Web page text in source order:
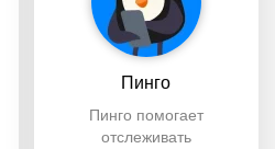
Пинго
Пинго помогает
отслеживать